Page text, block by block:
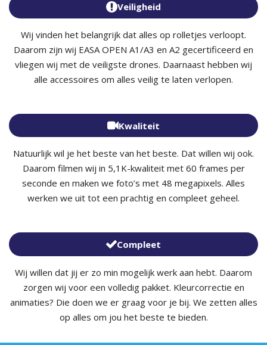
Veiligheid
Wij vinden het belangrijk dat alles op rolletjes verloopt.
Daarom zijn wij EASA OPEN A1/A3 en A2 gecertificeerd en
vliegen wij met de veiligste drones. Daarnaast hebben wij
alle accessoires om alles veilig te laten verlopen.
Kwaliteit
Natuurlijk wil je het beste van het beste. Dat willen wij ook.
Daarom filmen wij in 5,1K-kwaliteit met 60 frames per
seconde en maken we foto’s met 48 megapixels. Alles
werken we uit tot een prachtig en compleet geheel.
Compleet
Wij willen dat jij er zo min mogelijk werk aan hebt. Daarom
zorgen wij voor een volledig pakket. Kleurcorrectie en
animaties? Die doen we er graag voor je bij. We zetten alles
op alles om jou het beste te bieden.